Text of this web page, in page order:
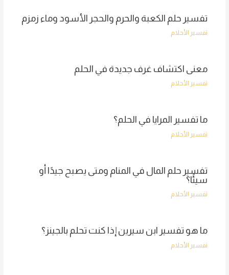
تفسير حلم الكعبة والحرم والحجر الأسود وماء زمزم
تفسير الأحلام
معنى اكتشاف غرف جديدة في الحلم
تفسير الأحلام
ما تفسير المرايا في الحلم؟
تفسير الأحلام
تفسير حلم المال في المنام ومتى يصبح جيدًا أو
سيئًا؟
تفسير الأحلام
ما هو تفسير ابن سيرين إذا كنت تحلم بالجينز؟
تفسير الأحلام